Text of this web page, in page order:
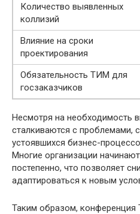
Количество выявленных
коллизий
Влияние на сроки
проектирования
Обязательность ТИМ для
госзаказчиков
Несмотря на необходимость
сталкиваются с проблемами,
устоявшихся бизнес-
Многие организации
постепенно, что позволяет
адаптироваться к новым
Таким образом,